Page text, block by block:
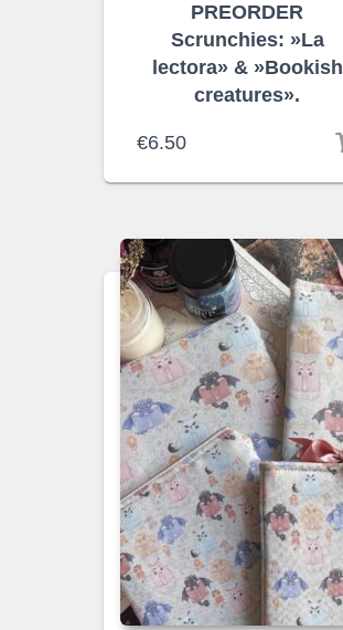
PREORDER
Scrunchies: »La
lectora» & »Bookish
creatures».
€6.50